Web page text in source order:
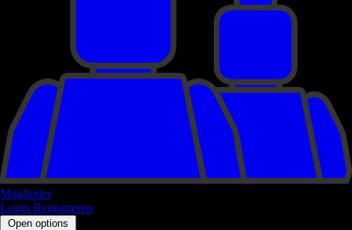
Mitglieder
Login Registrieren
Open options